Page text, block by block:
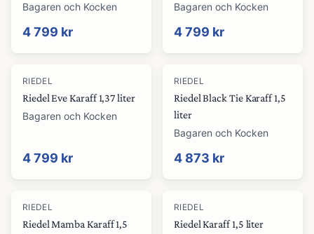
Bagaren och Kocken
4 799 kr
Bagaren och Kocken
4 799 kr
RIEDEL
Riedel Eve Karaff 1,37 liter
Bagaren och Kocken
4 799 kr
RIEDEL
Riedel Black Tie Karaff 1,5
liter
Bagaren och Kocken
4 873 kr
RIEDEL
Riedel Mamba Karaff 1,5
RIEDEL
Riedel Karaff 1,5 liter